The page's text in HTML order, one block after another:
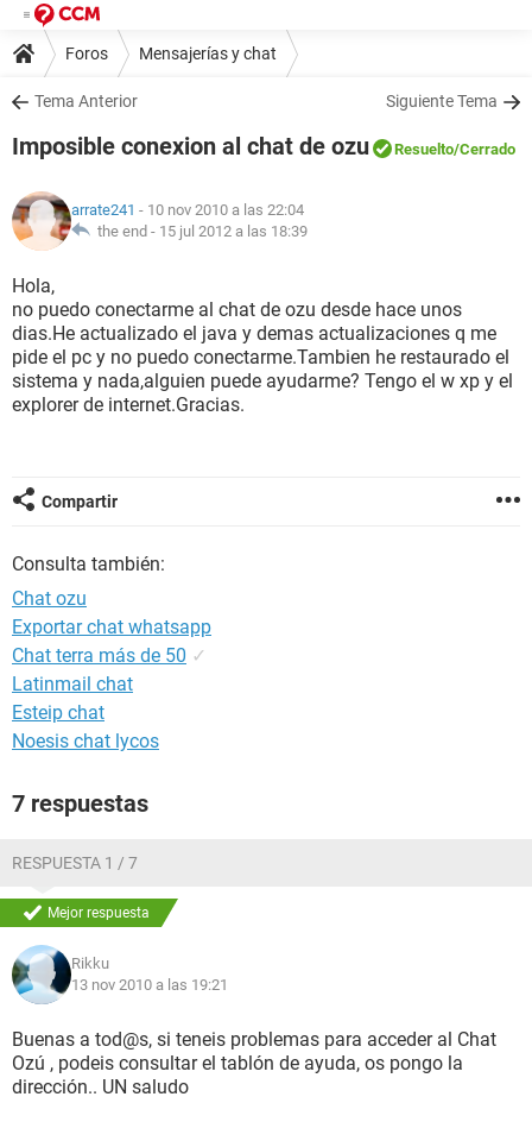
Foros Mensajerías y chat
Tema Anterior Siguiente Tema
Imposible conexion al chat de ozu Resuelto/Cerrado
arrate241 - 10 nov 2010 a las 22:04
the end - 15 jul 2012 a las 18:39
Hola,
no puedo conectarme al chat de ozu desde hace unos
dias.He actualizado el java y demas actualizaciones q me
pide el pc y no puedo conectarme.Tambien he restaurado el
sistema y nada,alguien puede ayudarme? Tengo el w xp y el
explorer de internet.Gracias.
Compartir
Consulta también:
Chat ozu
Exportar chat whatsapp
Chat terra más de 50 ✓
Latinmail chat
Esteip chat
Noesis chat lycos
7 respuestas
RESPUESTA 1 / 7
Mejor respuesta
Rikku
13 nov 2010 a las 19:21
Buenas a tod@s, si teneis problemas para acceder al Chat
Ozú , podeis consultar el tablón de ayuda, os pongo la
dirección.. UN saludo